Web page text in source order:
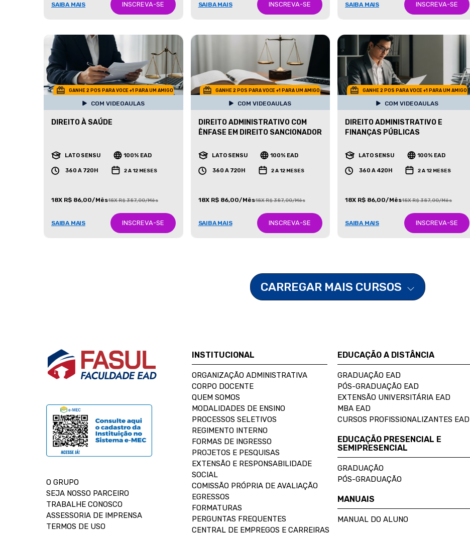
SAIBA MAIS INSCREVA-SE SAIBA MAIS INSCREVA-SE SAIBA MAIS INSCREVA-SE
GANHE 2 POS PARA VOCE +1 PARA UM AMIGO
COM VIDEOAULAS
DIREITO À SAÚDE
LATO SENSU 100% EAD
360 A 720H 2 A 12 MESES
18X R$ 86,00/Mês18X R$ 387,00/Mês
SAIBA MAIS INSCREVA-SE
GANHE 2 POS PARA VOCE +1 PARA UM AMIGO
COM VIDEOAULAS
DIREITO ADMINISTRATIVO COM
ÊNFASE EM DIREITO SANCIONADOR
LATO SENSU 100% EAD
360 A 720H 2 A 12 MESES
18X R$ 86,00/Mês18X R$ 387,00/Mês
SAIBA MAIS INSCREVA-SE
GANHE 2 POS PARA VOCE +1 PARA UM AMIGO
COM VIDEOAULAS
DIREITO ADMINISTRATIVO E
FINANÇAS PÚBLICAS
LATO SENSU 100% EAD
360 A 420H 2 A 12 MESES
18X R$ 86,00/Mês18X R$ 387,00/Mês
SAIBA MAIS INSCREVA-SE
CARREGAR MAIS CURSOS
O GRUPO
SEJA NOSSO PARCEIRO
TRABALHE CONOSCO
ASSESSORIA DE IMPRENSA
TERMOS DE USO
INSTITUCIONAL
ORGANIZAÇÃO ADMINISTRATIVA
CORPO DOCENTE
QUEM SOMOS
MODALIDADES DE ENSINO
PROCESSOS SELETIVOS
REGIMENTO INTERNO
FORMAS DE INGRESSO
PROJETOS E PESQUISAS
EXTENSÃO E RESPONSABILIDADE
SOCIAL
COMISSÃO PRÓPRIA DE AVALIAÇÃO
EGRESSOS
FORMATURAS
PERGUNTAS FREQUENTES
CENTRAL DE EMPREGOS E CARREIRAS
EDUCAÇÃO A DISTÂNCIA
GRADUAÇÃO EAD
PÓS-GRADUAÇÃO EAD
EXTENSÃO UNIVERSITÁRIA EAD
MBA EAD
CURSOS PROFISSIONALIZANTES EAD
EDUCAÇÃO PRESENCIAL E
SEMIPRESENCIAL
GRADUAÇÃO
PÓS-GRADUAÇÃO
MANUAIS
MANUAL DO ALUNO